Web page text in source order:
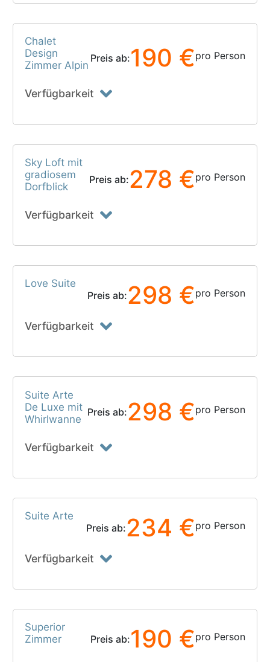
Chalet
Design
Zimmer Alpin
Preis ab:190 €pro Person
Verfügbarkeit
Sky Loft mit
gradiosem
Dorfblick
Preis ab:278 €pro Person
Verfügbarkeit
Love Suite
Preis ab:298 €pro Person
Verfügbarkeit
Suite Arte
De Luxe mit
Whirlwanne
Preis ab:298 €pro Person
Verfügbarkeit
Suite Arte
Preis ab:234 €pro Person
Verfügbarkeit
Superior
Zimmer
Preis ab:190 €pro Person